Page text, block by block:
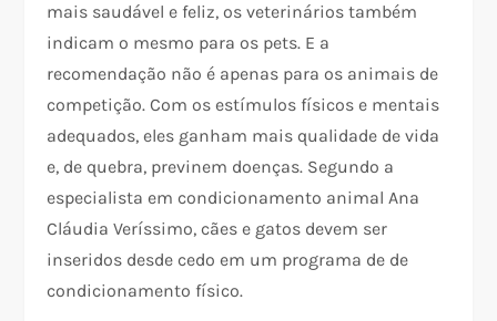
mais saudável e feliz, os veterinários também
indicam o mesmo para os pets. E a
recomendação não é apenas para os animais de
competição. Com os estímulos físicos e mentais
adequados, eles ganham mais qualidade de vida
e, de quebra, previnem doenças. Segundo a
especialista em condicionamento animal Ana
Cláudia Veríssimo, cães e gatos devem ser
inseridos desde cedo em um programa de de
condicionamento físico.